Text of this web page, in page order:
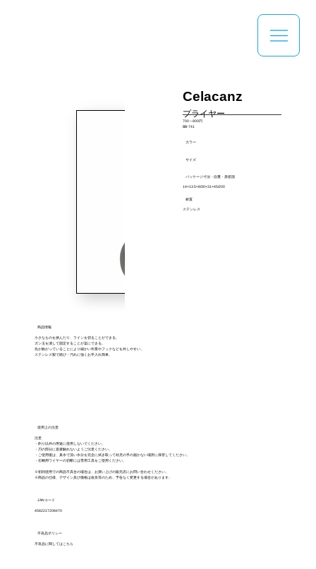
商品情報
小さなものを挟んだり、ラインを切ることができる。
ガン玉を潰して固定することが楽にできる。
先が曲がっていることにより細かい作業やフックなどを外しやすい。
ステンレス製で錆び・汚れに強くお手入れ簡単。
使用上の注意
注意
・釣り以外の用途に使用しないでください。
・刃の部分に直接触れないようご注意ください。
・ご使用後は、真水で洗い水分を完全に拭き取って幼児の手の届かない場所に保管してください。
・石鯛用ワイヤーの切断には専用工具をご使用ください。
※初回使用での商品不具合の場合は、お買い上げの販売店にお問い合わせください。
※商品の仕様、デザイン及び価格は改良等のため、予告なく変更する場合があります。
Celacanz
プライヤー
BB-741
700～800円
カラー
サイズ
パッケージ寸法・自重・原産国
14×13.5×8/30×31×45/200
材質
ステンレス
JANコード
4582217208470
不良品ポリシー
不良品に関してはこちら